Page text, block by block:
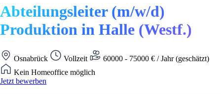
Abteilungsleiter (m/w/d)
Produktion in Halle (Westf.)
Osnabrück Vollzeit
60000 - 75000 € / Jahr (geschätzt)
Kein Homeoffice möglich
Jetzt bewerben